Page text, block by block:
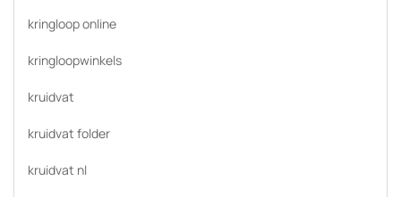
kringloop online
kringloopwinkels
kruidvat
kruidvat folder
kruidvat nl